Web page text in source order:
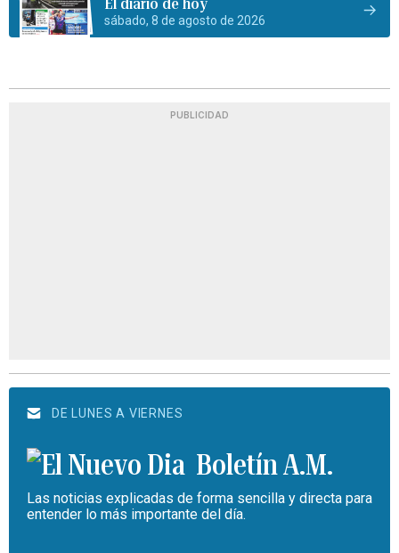
sábado, 8 de agosto de 2026
PUBLICIDAD
DE LUNES A VIERNES
Boletín A.M.
Las noticias explicadas de forma sencilla y directa para
entender lo más importante del día.